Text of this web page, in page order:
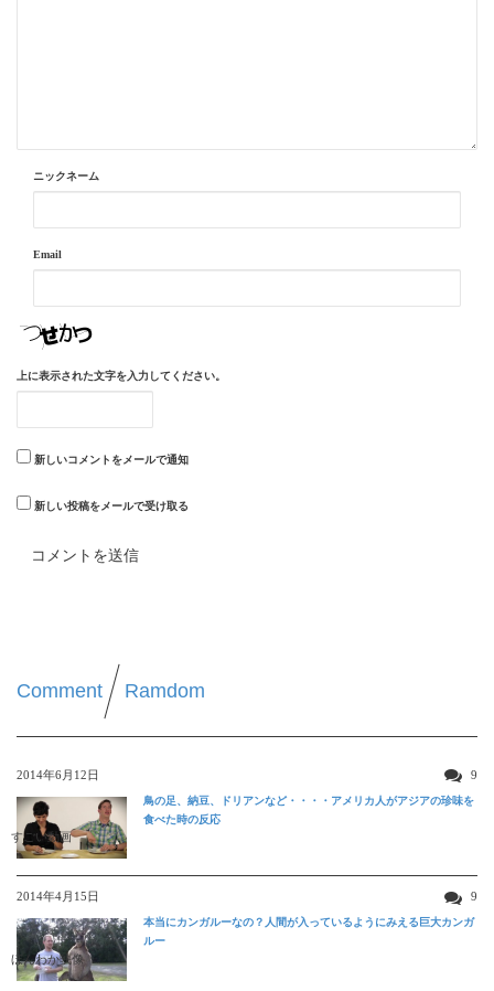
ニックネーム
Email
上に表示された文字を入力してください。
新しいコメントをメールで通知
新しい投稿をメールで受け取る
Comment Ramdom
2014年6月12日 9
すごい動画
鳥の足、納豆、ドリアンなど・・・・アメリカ人がアジアの珍味を
食べた時の反応
2014年4月15日 9
ほんわか映像
本当にカンガルーなの？人間が入っているようにみえる巨大カンガ
ルー